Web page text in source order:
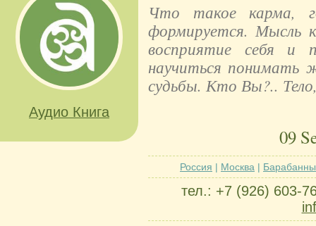
Аудио Книга
Что такое карма,
формируется. Мысль
восприятие себя и
научиться понимать
судьбы. Кто Вы?..
09
Россия | Москва |
тел.: +7 (926) 603-